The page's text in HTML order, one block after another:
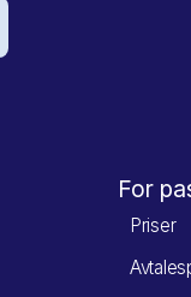
For
Priser